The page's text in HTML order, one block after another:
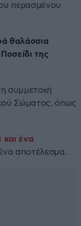
περασμένου
θαλάσσια
της
συμμετοχή
Σώματος, όπως
και ένα
αποτέλεσμα.